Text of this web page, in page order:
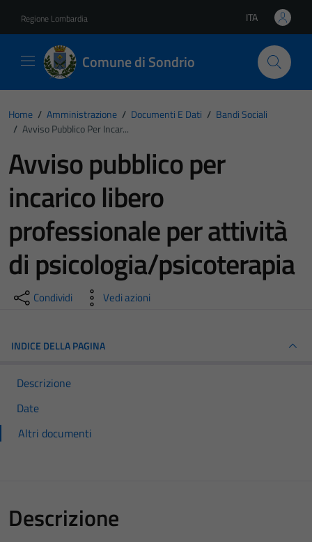
Regione Lombardia Lingua attiva:
ITA
Comune di Sondrio
Home / Amministrazione / Documenti E Dati / Bandi Sociali
/ Avviso Pubblico Per Incar...
Avviso pubblico per
incarico libero
professionale per attività
di psicologia/psicoterapia
Condividi Vedi azioni
INDICE DELLA PAGINA
Descrizione
Date
Altri documenti
Descrizione